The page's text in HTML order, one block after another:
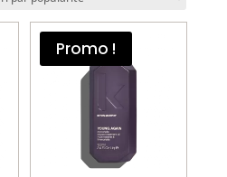
Promo !